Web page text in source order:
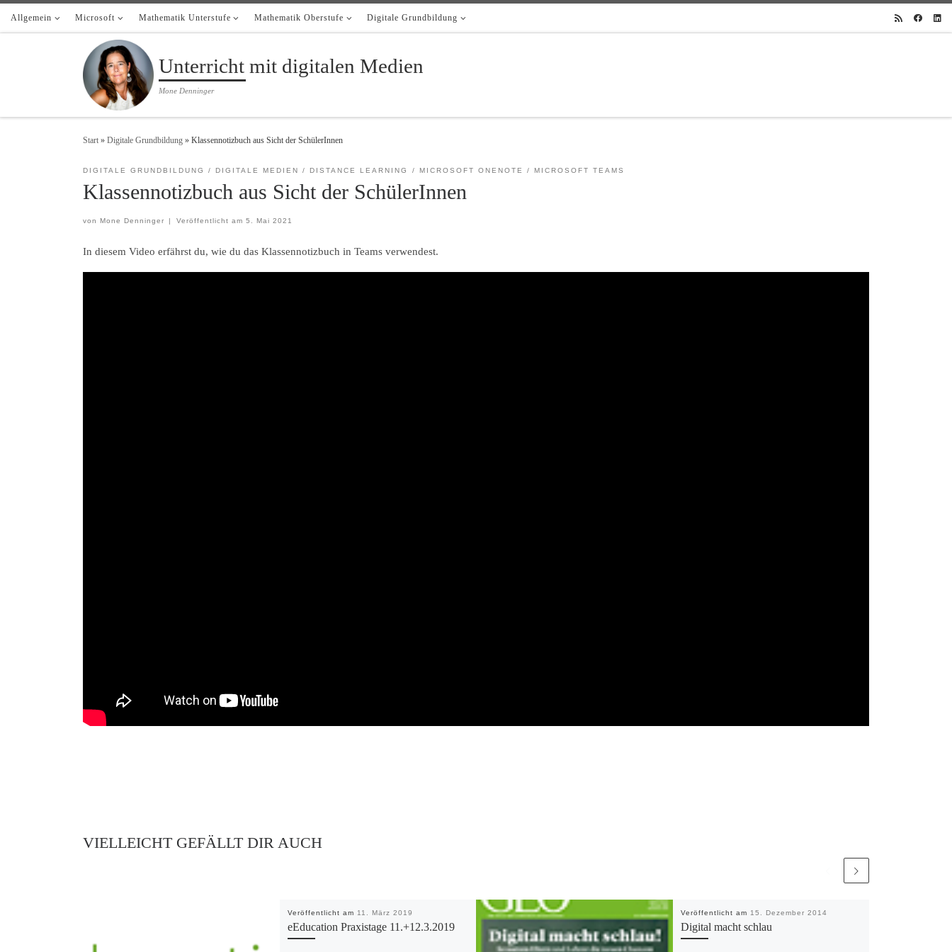
Zum Inhalt springen
Allgemein Microsoft Mathematik Unterstufe Mathematik Oberstufe Digitale Grundbildung
Unterricht mit digitalen Medien
Mone Denninger
Start » Digitale Grundbildung » Klassennotizbuch aus Sicht der SchülerInnen
DIGITALE GRUNDBILDUNG DIGITALE MEDIEN DISTANCE LEARNING MICROSOFT ONENOTE MICROSOFT TEAMS
Klassennotizbuch aus Sicht der SchülerInnen
von Mone Denninger | Veröffentlicht am 5. Mai 2021
In diesem Video erfährst du, wie du das Klassennotizbuch in Teams verwendest.
VIELLEICHT GEFÄLLT DIR AUCH
Veröffentlicht am 11. März 2019
eEducation Praxistage 11.+12.3.2019
Veröffentlicht am 15. Dezember 2014
Digital macht schlau